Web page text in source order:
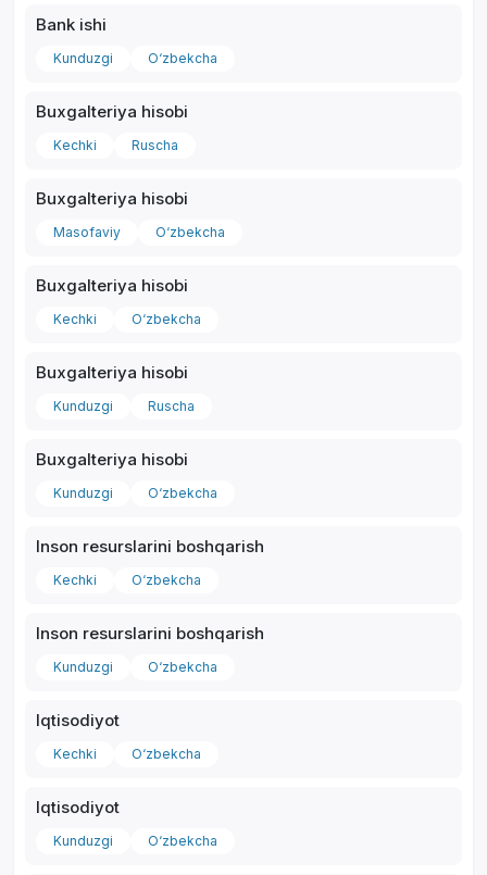
Bank ishi
Kunduzgi O‘zbekcha
Buxgalteriya hisobi
Kechki Ruscha
Buxgalteriya hisobi
Masofaviy O‘zbekcha
Buxgalteriya hisobi
Kechki O‘zbekcha
Buxgalteriya hisobi
Kunduzgi Ruscha
Buxgalteriya hisobi
Kunduzgi O‘zbekcha
Inson resurslarini boshqarish
Kechki O‘zbekcha
Inson resurslarini boshqarish
Kunduzgi O‘zbekcha
Iqtisodiyot
Kechki O‘zbekcha
Iqtisodiyot
Kunduzgi O‘zbekcha